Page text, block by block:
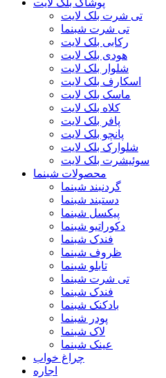
پوشاک بلک لایت
تی شرت بلک لایت
تی شرت شبنما
رکابی بلک لایت
هودی بلک لایت
شلوار بلک لایت
اسکارف بلک لایت
ماسک بلک لایت
کلاه بلک لایت
پافر بلک لایت
پانچو بلک لایت
شلوارک بلک لایت
سوئیشرت بلک لایت
محصولات شبنما
گردنبند شبنما
دستبند شبنما
پیکسل شبنما
دکوراتیو شبنما
فندک شبنما
ظروف شبنما
تابلو شبنما
تی شرت شبنما
فندک شبنما
بادکنک شبنما
پودر شبنما
لاک شبنما
عینک شبنما
چراغ خواب
اجاره